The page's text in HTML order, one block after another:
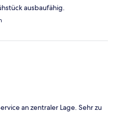
ausbaufähig.
an zentraler Lage. Sehr zu